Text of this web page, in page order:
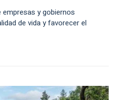
y gobiernos
de vida y favorecer el